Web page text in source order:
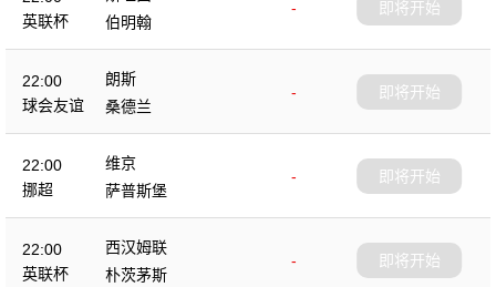
英联杯
-
伯明翰
即将开始
22:00
球会友谊
朗斯
-
桑德兰
即将开始
22:00
挪超
维京
-
萨普斯堡
即将开始
22:00
英联杯
西汉姆联
-
朴茨茅斯
即将开始